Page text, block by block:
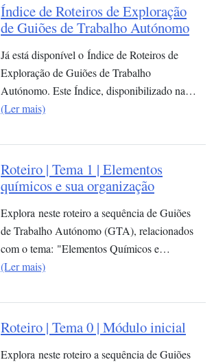
Índice de Roteiros de Exploração
de Guiões de Trabalho Autónomo
Já está disponível o Índice de Roteiros de
Exploração de Guiões de Trabalho
Autónomo. Este Índice, disponibilizado na…
(Ler mais)
Roteiro | Tema 1 | Elementos
químicos e sua organização​
Explora neste roteiro a sequência de Guiões
de Trabalho Autónomo (GTA), relacionados
com o tema: "Elementos Químicos e…
(Ler mais)
Roteiro | Tema 0 | Módulo inicial
Explora neste roteiro a sequência de Guiões